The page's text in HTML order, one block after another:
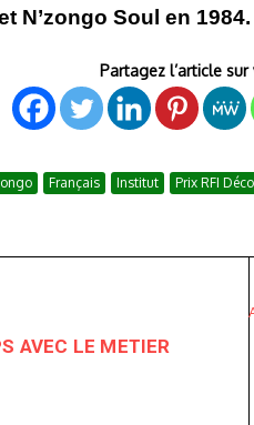
N’zongo Soul en 1984.
Partagez l’article
Français Institut Prix RFI
AVEC LE METIER